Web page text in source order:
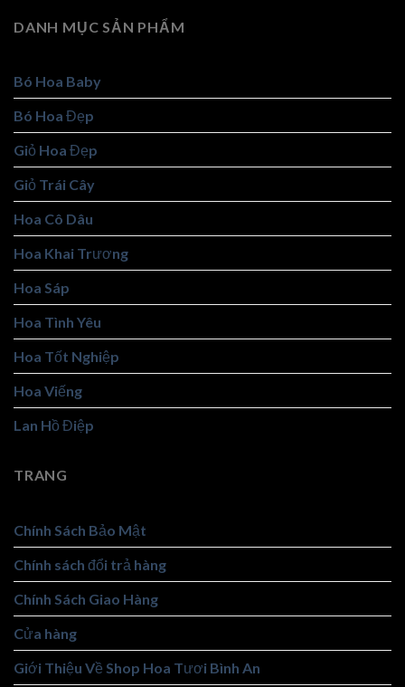
DANH MỤC SẢN PHẨM
Bó Hoa Baby
Bó Hoa Đẹp
Giỏ Hoa Đẹp
Giỏ Trái Cây
Hoa Cô Dâu
Hoa Khai Trương
Hoa Sáp
Hoa Tình Yêu
Hoa Tốt Nghiệp
Hoa Viếng
Lan Hồ Điệp
TRANG
Chính Sách Bảo Mật
Chính sách đổi trả hàng
Chính Sách Giao Hàng
Cửa hàng
Giới Thiệu Về Shop Hoa Tươi Bình An